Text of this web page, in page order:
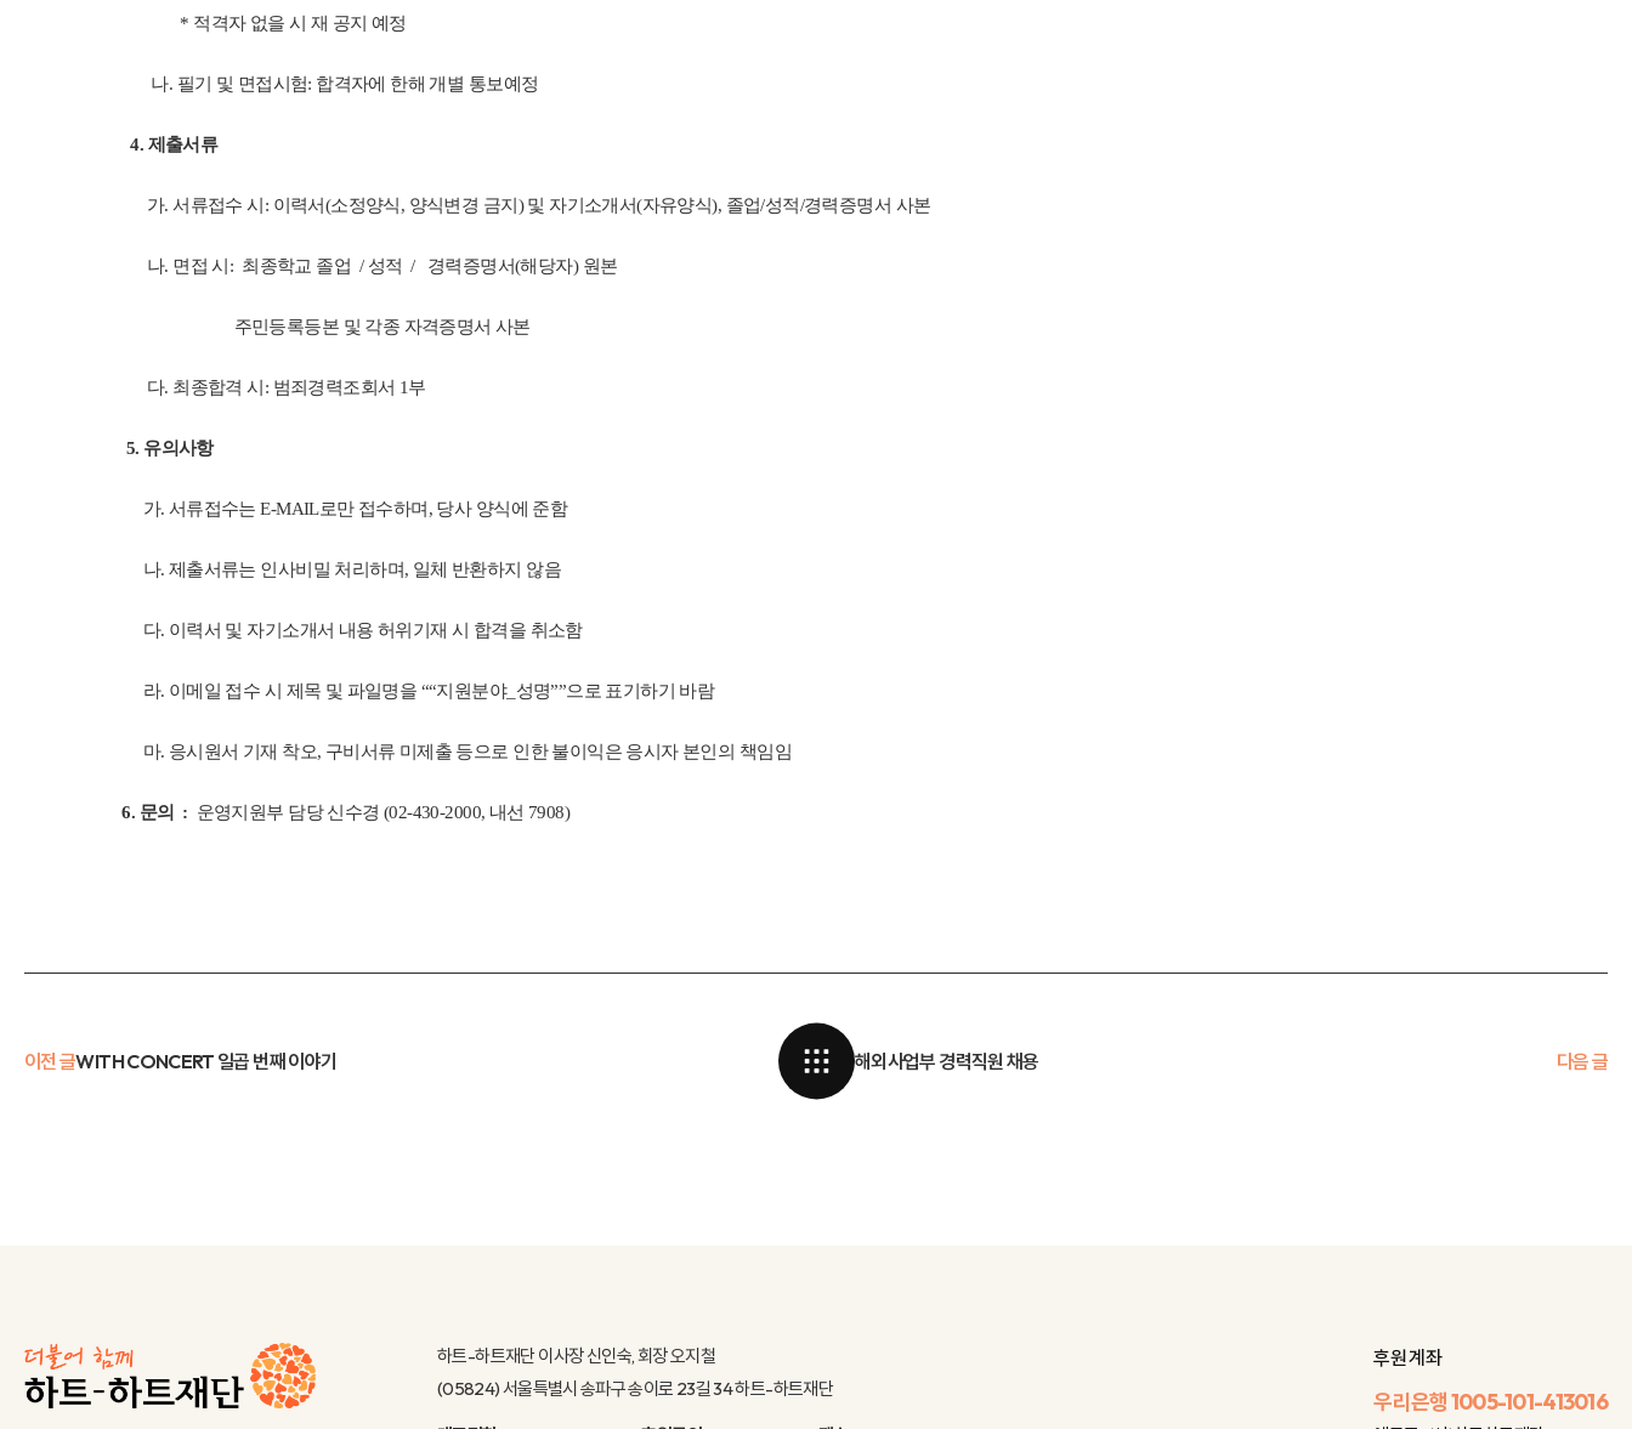
* 적격자 없을 시 재 공지 예정
나. 필기 및 면접시험: 합격자에 한해 개별 통보예정
4. 제출서류
가. 서류접수 시: 이력서(소정양식, 양식변경 금지) 및 자기소개서(자유양식), 졸업/성적/경력증명서 사본
나. 면접 시: 최종학교 졸업 / 성적 /경력증명서(해당자) 원본
주민등록등본 및 각종 자격증명서 사본
다. 최종합격 시: 범죄경력조회서 1부
5. 유의사항
가. 서류접수는 E-MAIL로만 접수하며, 당사 양식에 준함
나. 제출서류는 인사비밀 처리하며, 일체 반환하지 않음
다. 이력서 및 자기소개서 내용 허위기재 시 합격을 취소함
라. 이메일 접수 시 제목 및 파일명을 ““지원분야_성명””으로 표기하기 바람
마. 응시원서 기재 착오, 구비서류 미제출 등으로 인한 불이익은 응시자 본인의 책임임
6. 문의 : 운영지원부 담당 신수경 (02-430-2000, 내선 7908)
이전 글WITH CONCERT 일곱 번째 이야기 해외사업부 경력직원 채용 다음 글
하트-하트재단 이사장 신인숙, 회장 오지철
(05824) 서울특별시 송파구 송이로 23길 34 하트-하트재단
후원 계좌
우리은행1005-101-413016